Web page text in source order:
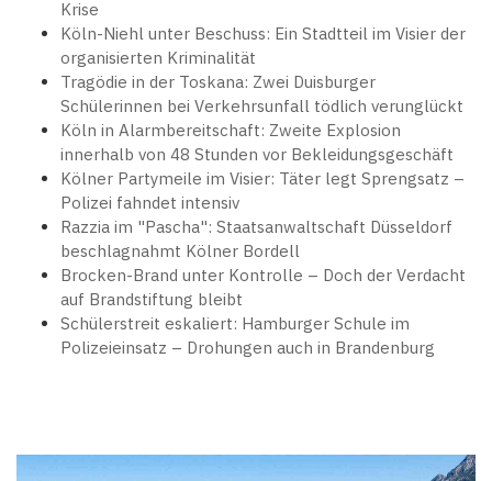
Krise
Köln-Niehl unter Beschuss: Ein Stadtteil im Visier der
organisierten Kriminalität
Tragödie in der Toskana: Zwei Duisburger
Schülerinnen bei Verkehrsunfall tödlich verunglückt
Köln in Alarmbereitschaft: Zweite Explosion
innerhalb von 48 Stunden vor Bekleidungsgeschäft
Kölner Partymeile im Visier: Täter legt Sprengsatz –
Polizei fahndet intensiv
Razzia im "Pascha": Staatsanwaltschaft Düsseldorf
beschlagnahmt Kölner Bordell
Brocken-Brand unter Kontrolle – Doch der Verdacht
auf Brandstiftung bleibt
Schülerstreit eskaliert: Hamburger Schule im
Polizeieinsatz – Drohungen auch in Brandenburg